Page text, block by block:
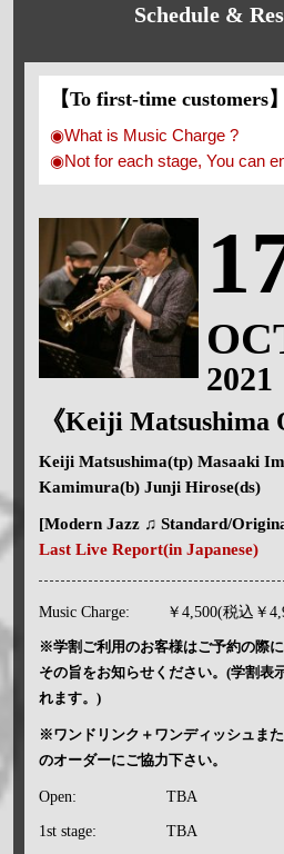
Schedule &
【To first-time customers】
◉What is Music Charge ?
◉Not for each stage, You can
2021
《Keiji Matsushima
Keiji Matsushima(tp) Masaaki
Kamimura(b) Junji Hirose(ds)
[Modern Jazz ♫ Standard/
Last Live Report(in Japanese)
Music Charge: ￥4,500(税込￥
※学割ご利用のお客様はご予約の際
その旨をお知らせください。(学割表
れます。)
※ワンドリンク＋ワンディッシュま
のオーダーにご協力下さい。
Open: TBA
1st stage: TBA